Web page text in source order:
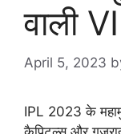
वाली
April 5, 2023
IPL 2023 के